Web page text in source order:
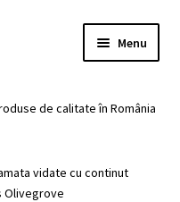
Menu
de calitate în România
vidate cu continut
Olivegrove